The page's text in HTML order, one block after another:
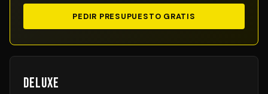
PEDIR PRESUPUESTO GRATIS
Deluxe